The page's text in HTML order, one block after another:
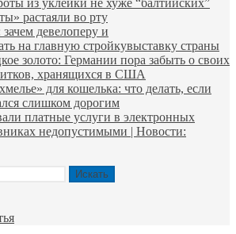
из уклейки не хуже “балтийских”
растаяли во рту
девелоперу и
на главную стройĸувыставĸу страны
золото: Германии пора забыть о своих
хранящихся в США
для кошелька: что делать, если
слишком дорогим
платные услуги в электронных
недопустимыми | Новости:
Искать